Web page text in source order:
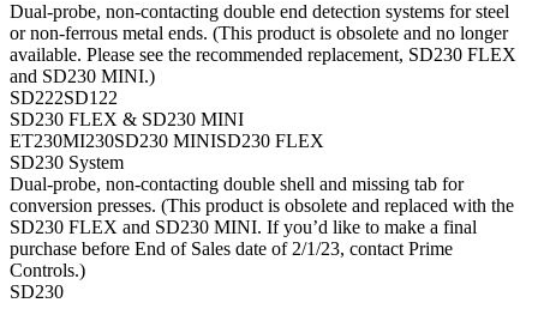
Dual-probe, non-contacting double end detection systems for steel
or non-ferrous metal ends. (This product is obsolete and no longer
available. Please see the recommended replacement, SD230 FLEX
and SD230 MINI.)
SD222SD122
SD230 FLEX & SD230 MINI
ET230MI230SD230 MINISD230 FLEX
SD230 System
Dual-probe, non-contacting double shell and missing tab for
conversion presses. (This product is obsolete and replaced with the
SD230 FLEX and SD230 MINI. If you’d like to make a final
purchase before End of Sales date of 2/1/23, contact Prime
Controls.)
SD230